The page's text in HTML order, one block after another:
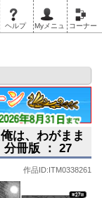
ヘルプ Myメニュ コーナー
馴染を絶縁し覚醒す
は、わがまま
分冊版 ： 27
作品ID:ITM0338261